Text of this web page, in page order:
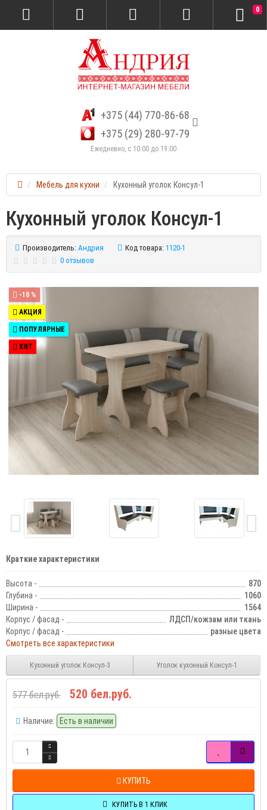
+375 (44) 770-86-68
+375 (29) 280-97-79
Ежедневно, с 10:00 до 19:00
0
Мебель для кухни Кухонный уголок Консул-1
Кухонный уголок Консул-1
Производитель: Андрия Код товара: 1120-1
0 отзывов
-10 %
АКЦИЯ
ПОПУЛЯРНЫЕ
ХИТ
Краткие характеристики
Высота -
870
Глубина -
1060
Ширина -
1564
Корпус / фасад -
ЛДСП/кожзам или ткань
Корпус / фасад -
разные цвета
Смотреть все характеристики
Кухонный уголок Консул-3 Уголок кухонный Консул-1
577 бел.руб. 520 бел.руб.
Наличие: Есть в наличии
КУПИТЬ
КУПИТЬ В 1 КЛИК